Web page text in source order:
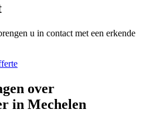
u in contact met een erkende
over
in Mechelen